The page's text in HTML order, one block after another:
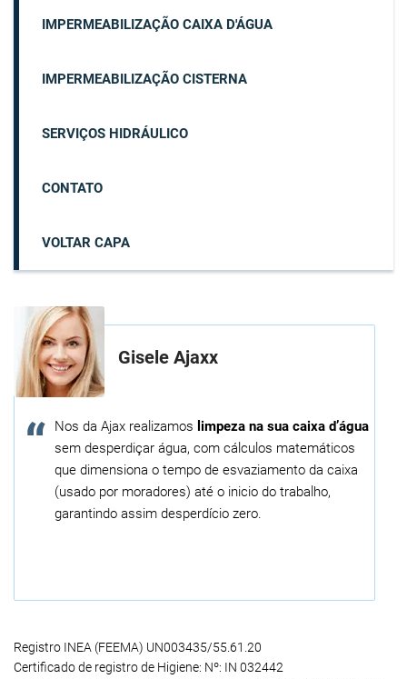
IMPERMEABILIZAÇÃO CAIXA D'ÁGUA
IMPERMEABILIZAÇÃO CISTERNA
SERVIÇOS HIDRÁULICO
CONTATO
VOLTAR CAPA
Gisele Ajaxx
Nos da Ajax realizamos limpeza na sua caixa d’água
sem desperdiçar água, com cálculos matemáticos
que dimensiona o tempo de esvaziamento da caixa
(usado por moradores) até o inicio do trabalho,
garantindo assim desperdício zero.
Registro INEA (FEEMA) UN003435/55.61.20
Certificado de registro de Higiene: Nº: IN 032442